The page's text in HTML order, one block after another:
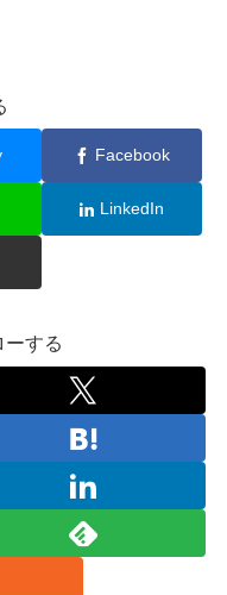
Facebook
LinkedIn
ーする